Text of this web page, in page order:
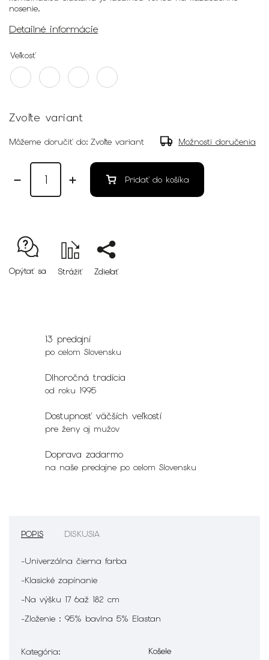
nosenie.
Detailné informácie
Veľkosť
Zvoľte variant
Môžeme doručiť do: Zvoľte variant Možnosti doručenia
Pridať do košíka
Opýtať sa Strážiť Zdieľať
13 predajní
po celom Slovensku
Dlhoročná tradícia
od roku 1995
Dostupnosť väčších veľkostí
pre ženy aj mužov
Doprava zadarmo
na naše predajne po celom Slovensku
POPIS DISKUSIA
-Univerzálna čierna farba
-Klasické zapínanie
-Na výšku 17 6až 182 cm
-Zloženie : 95% bavlna 5% Elastan
Kategória: Košele